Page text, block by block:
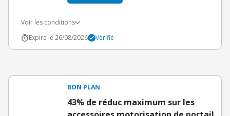
Voir les conditions
Expire le 26/08/2026
Vérifié
BON PLAN
43% de réduc maximum sur les